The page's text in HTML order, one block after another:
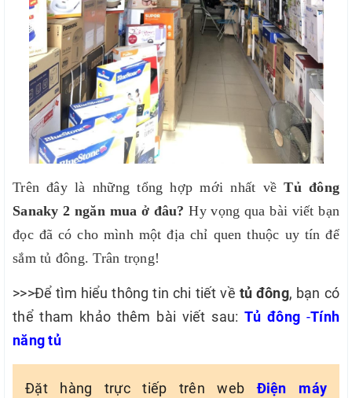
Trên đây là những tổng hợp mới nhất vềTủ đông
Sanaky 2 ngăn mua ở đâu? Hy vọng qua bài viết bạn
đọc đã có cho mình một địa chỉ quen thuộc uy tín để
sắm tủ đông. Trân trọng!
>>>Để tìm hiểu thông tin chi tiết về tủ đông, bạn có
thể tham khảo thêm bài viết sau: Tủ đông -Tính
năng tủ
Đặt hàng trực tiếp trên webĐiện máy